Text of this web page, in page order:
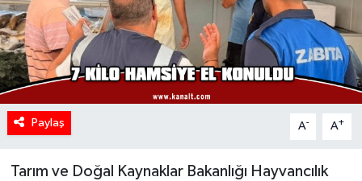
Paylaş A- A+
Tarım ve Doğal Kaynaklar Bakanlığı Hayvancılık